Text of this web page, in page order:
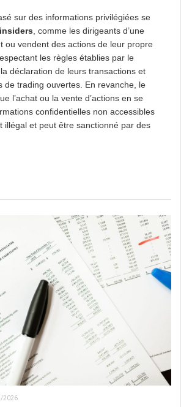
sur des informations privilégiées se
insiders, comme les dirigeants d’une
ou vendent des actions de leur propre
les règles établies par le
déclaration de leurs transactions et
de trading ouvertes. En revanche, le
l’achat ou la vente d’actions en se
confidentielles non accessibles
illégal et peut être sanctionné par des
2026